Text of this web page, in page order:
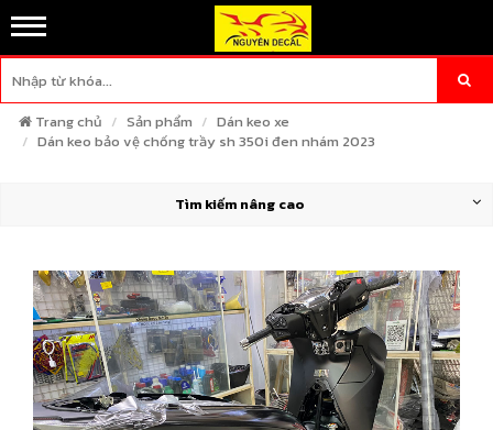
Trang chủ Sản phẩm
Dán keo xe
Dán keo bảo vệ chống trầy sh 350i đen nhám 2023
Tìm kiếm nâng cao